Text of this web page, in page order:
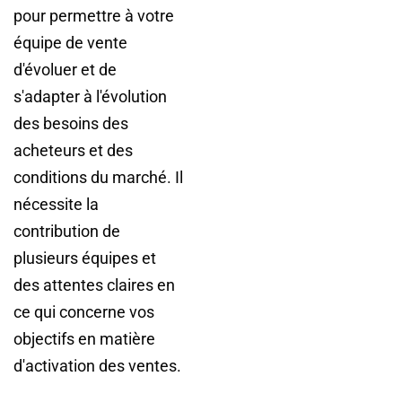
pour permettre à votre
équipe de vente
d'évoluer et de
s'adapter à l'évolution
des besoins des
acheteurs et des
conditions du marché. Il
nécessite la
contribution de
plusieurs équipes et
des attentes claires en
ce qui concerne vos
objectifs en matière
d'activation des ventes.